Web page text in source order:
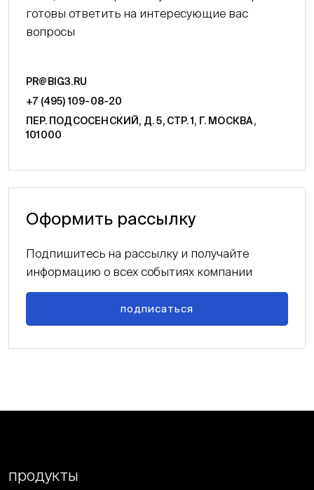
готовы ответить на интересующие вас
вопросы
PR@BIG3.RU
+7 (495) 109-08-20
ПЕР. ПОДСОСЕНСКИЙ, Д. 5, СТР. 1, Г. МОСКВА,
101000
Оформить рассылку
Подпишитесь на рассылку и получайте
информацию о всех событиях компании
подписаться
продукты